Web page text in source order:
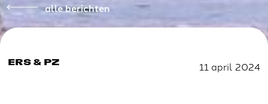
alle berichten
ERS & PZ 11 april 2024